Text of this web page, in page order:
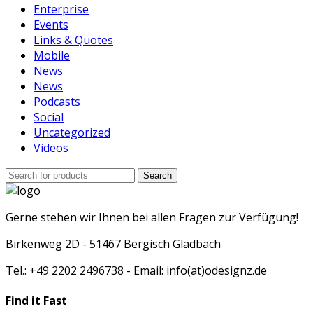
Enterprise
Events
Links & Quotes
Mobile
News
News
Podcasts
Social
Uncategorized
Videos
Search
for:
Search
Gerne stehen wir Ihnen bei allen Fragen zur Verfügung!
Birkenweg 2D - 51467 Bergisch Gladbach
Tel.: +49 2202 2496738 - Email: info(at)odesignz.de
Find it Fast